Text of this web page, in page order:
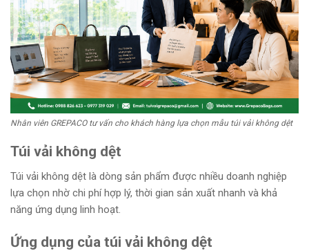
Nhân viên GREPACO tư vấn cho khách hàng lựa chọn mẫu túi vải không dệt
Túi vải không dệt
Túi vải không dệt là dòng sản phẩm được nhiều doanh nghiệp
lựa chọn nhờ chi phí hợp lý, thời gian sản xuất nhanh và khả
năng ứng dụng linh hoạt.
Ứng dụng của túi vải không dệt